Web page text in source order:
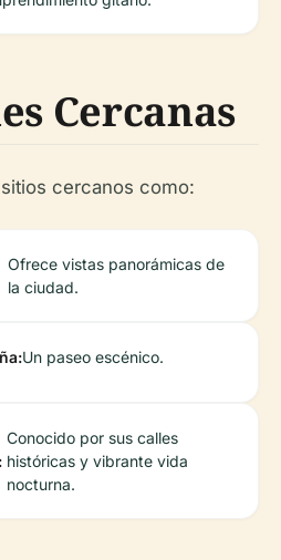
Cercanas
cercanos como:
Ofrece vistas panorámicas de
la ciudad.
Un paseo escénico.
Conocido por sus calles
históricas y vibrante vida
nocturna.